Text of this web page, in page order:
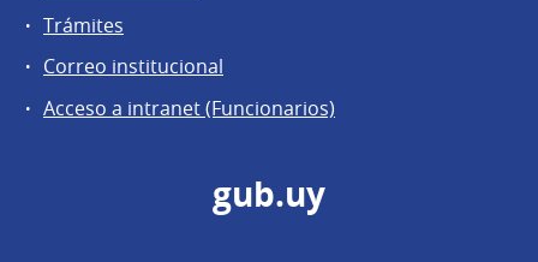
Trámites
Correo institucional
Acceso a intranet (Funcionarios)
gub.uy